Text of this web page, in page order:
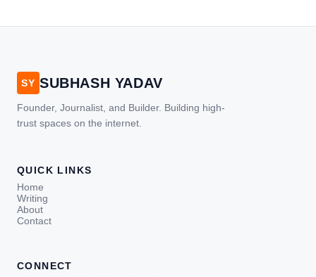
SY SUBHASH YADAV
Founder, Journalist, and Builder. Building high-
trust spaces on the internet.
QUICK LINKS
Home
Writing
About
Contact
CONNECT